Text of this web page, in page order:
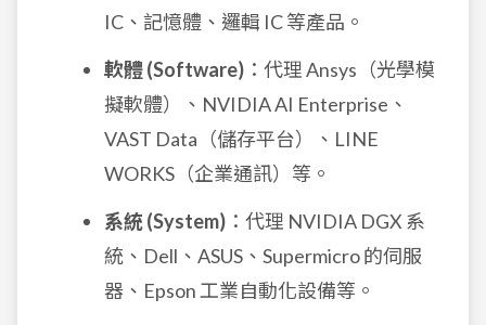
IC、記憶體、邏輯 IC 等產品。
軟體 (Software) ：代理 Ansys（光學模
擬軟體）、NVIDIA AI Enterprise、
VAST Data（儲存平台）、LINE
WORKS（企業通訊）等。
系統 (System) ：代理 NVIDIA DGX 系
統、Dell、ASUS、Supermicro 的伺服
器、Epson 工業自動化設備等。